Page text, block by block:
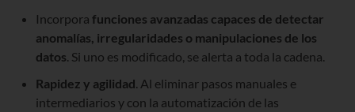
Incorpora funciones avanzadas capaces de detectar
anomalías, irregularidades o manipulaciones de los
datos. Si uno es modificado, se alerta a toda la cadena.
Rapidez y agilidad. Al eliminar pasos manuales e
intermediarios y con la automatización de las